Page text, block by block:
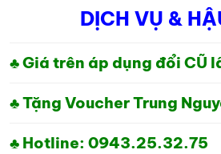
1,500,000₫.
TẠI
LÀ:
1,240,000₫.
DỊCH VỤ &
♣ Giá trên áp dụng đổi CŨ
♣ Tặng Voucher Trung
♣ Hotline: 0943.25.32.75